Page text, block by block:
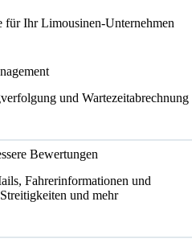
für Ihr Limousinen-Unternehmen
und Wartezeitabrechnung
Bewertungen
Fahrerinformationen und
und mehr